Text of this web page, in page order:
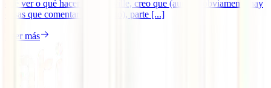
qué ver o qué hacer en Auroville, creo que (aunque obviamente hay
cosas que comentar al respecto), parte [...]
Leer más